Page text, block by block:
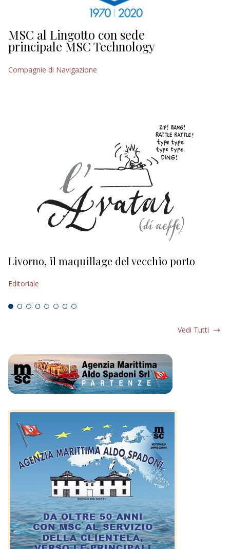
MSC al Lingotto con sede
principale MSC Technology
Compagnie di Navigazione
Livorno, il maquillage del vecchio porto
Editoriale
Vedi Tutti